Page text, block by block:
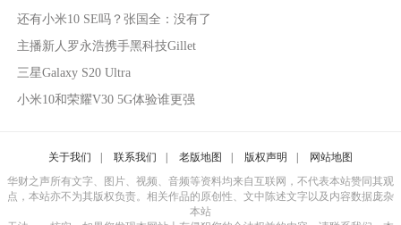
还有小米10 SE吗？张国全：没有了
主播新人罗永浩携手黑科技Gillet
三星Galaxy S20 Ultra
小米10和荣耀V30 5G体验谁更强
关于我们 联系我们 老版地图 版权声明
网站地图
华财之声所有文字、图片、视频、音频等资料均来自互联网，不代表本站赞同其观
点，本站亦不为其版权负责。相关作品的原创性、文中陈述文字以及内容数据庞杂
本站